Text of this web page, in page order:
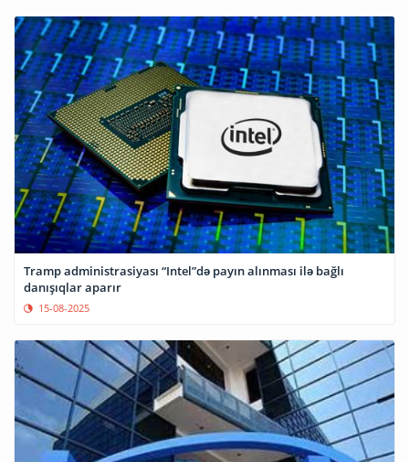
Tramp administrasiyası “Intel”də payın alınması ilə bağlı
danışıqlar aparır
15-08-2025